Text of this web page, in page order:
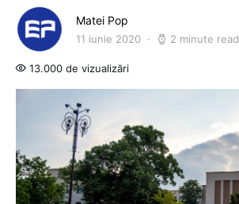
Matei Pop
11 iunie 2020 2 minute read
13.000 de vizualizări